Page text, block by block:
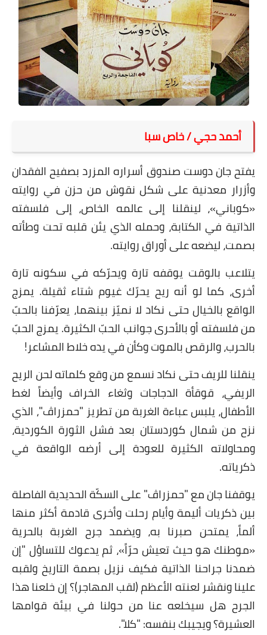
على مقام سبا
فيديوهات
اقتباسات روائية
أعداد جريدة سبا
أحمد حجي / خاص سبا
يفتح جان دوست صندوق أسراره المزرد بصفيح الفقدان
وأزرار معدنية على شكل نقوش من حزن في روايته
«کوباني»، لينقلنا إلى عالمه الخاص، إلى فلسفته
الذاتية في الكتابة، وحمله الذي يئن قلبه تحت وطأته
بصمت، ليضعه على أوراق روايته.
يتلاعب بالوقت يوقفه تارة ويحرّكه في سكونه تارة
أخرى، كما لو أنه ريح يحرّك غيوم شتاء ثقيلة. يمزج
الواقع بالخيال حتى نكاد لا نميّز بينهما، يعرّفنا بالحبّ
من فلسفته أو بالأحرى جوانب الحبّ الكثيرة. يمزج الحبّ
بالحرب، والرقص بالموت وكأن في يده خلاط المشاعر!
ينقلنا للريف حتى نكاد نسمع من وقع كلماته لحن الريح
الريفي، قوقأة الدجاجات وثغاء الخراف وأيضاً لغط
الأطفال، يلبس عباءة الغربة من تطريز "حمزراڤ"، الذي
نزح من شمال كوردستان بعد فشل الثورة الكوردية،
ومحاولاته الكثيرة للعودة إلى أرضه الواقعة في
ذكرياته.
يوقفنا جان مع "حمزراڤ" على السكّة الحديدية الفاصلة
بين ذكريات أليمة وأيام رحلت وأخرى قادمة أكثر منها
ألماً، يمتحن صبرنا به، ويضمد جرح الغربة بالحرية
«موطنك هو حيث تعيش حرّاً»، ثم يدعوك للتساؤل "إن
ضمدنا جراحنا الذاتية فكيف نزيل بصمة التاريخ ولقبه
علينا ونقشر لعنته الأعظم (لقب المهاجر)؟ إن خلعنا هذا
الجرح هل سيخلعه عنا من حولنا في بيئة قوامها
العشيرة؟ ويجيبك بنفسه: "كلا".